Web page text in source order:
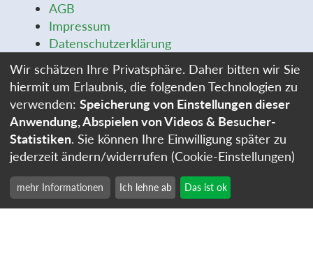
AGB
Impressum
Datenschutzerklärung
Widerrufsformular
Stellenangebote
Cookie-Einstellungen
Wir schätzen Ihre Privatsphäre. Daher bitten wir Sie
hiermit um Erlaubnis, die folgenden Technologien zu
verwenden: Speicherung von Einstellungen dieser
Anwendung, Abspielen von Videos & Besucher-
Statistiken. Sie können Ihre Einwilligung später zu
jederzeit ändern/widerrufen (Cookie-Einstellungen)
mehr Informationen Ich lehne ab Das ist ok